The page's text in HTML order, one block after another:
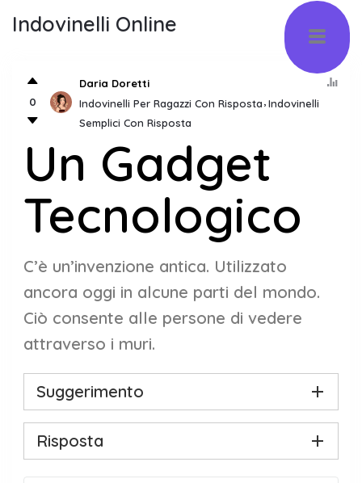
Indovinelli Online
0
Daria Doretti
Indovinelli Per Ragazzi Con Risposta Indovinelli
Semplici Con Risposta
Un Gadget
Tecnologico
C’è un’invenzione antica. Utilizzato
ancora oggi in alcune parti del mondo.
Ciò consente alle persone di vedere
attraverso i muri.
Suggerimento
Risposta